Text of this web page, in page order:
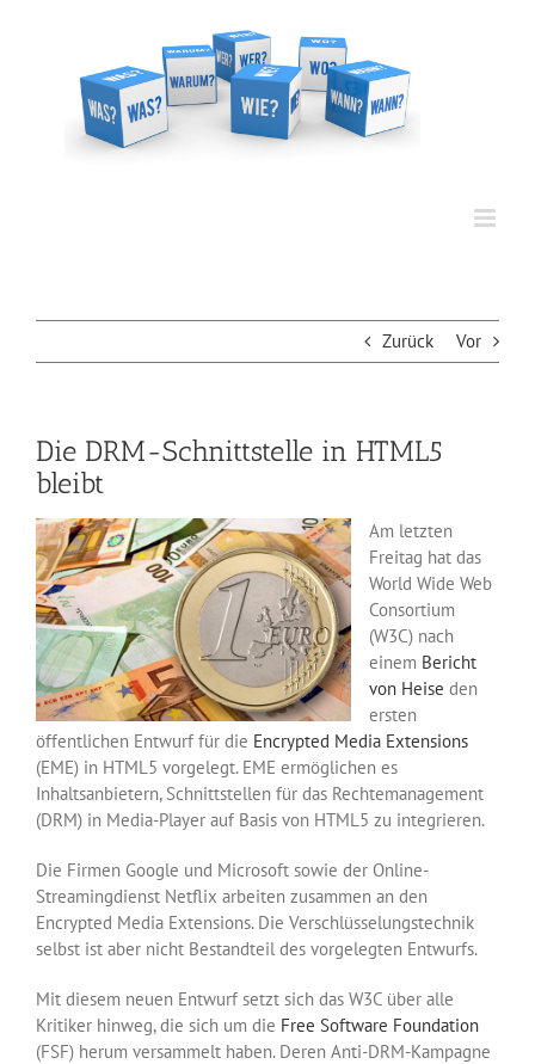
Zurück Vor
Die DRM-Schnittstelle in HTML5
bleibt
Am letzten
Freitag hat das
World Wide Web
Consortium
(W3C) nach
einem Bericht
von Heise den
ersten
öffentlichen Entwurf für die Encrypted Media Extensions
(EME) in HTML5 vorgelegt. EME ermöglichen es
Inhaltsanbietern, Schnittstellen für das Rechtemanagement
(DRM) in Media-Player auf Basis von HTML5 zu integrieren.
Die Firmen Google und Microsoft sowie der Online-
Streamingdienst Netflix arbeiten zusammen an den
Encrypted Media Extensions. Die Verschlüsselungstechnik
selbst ist aber nicht Bestandteil des vorgelegten Entwurfs.
Mit diesem neuen Entwurf setzt sich das W3C über alle
Kritiker hinweg, die sich um die Free Software Foundation
(FSF) herum versammelt haben. Deren Anti-DRM-Kampagne